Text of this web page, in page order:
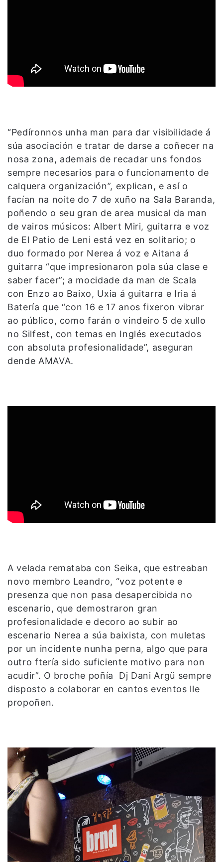
“Pedíronnos unha man para dar visibilidade á
súa asociación e tratar de darse a coñecer na
nosa zona, ademais de recadar uns fondos
sempre necesarios para o funcionamento de
calquera organización”, explican, e así o
facían na noite do 7 de xuño na Sala Baranda,
poñendo o seu gran de area musical da man
de vairos músicos: Albert Miri, guitarra e voz
de El Patio de Leni está vez en solitario; o
duo formado por Nerea á voz e Aitana á
guitarra “que impresionaron pola súa clase e
saber facer”; a mocidade da man de Scala
con Enzo ao Baixo, Uxia á guitarra e Iria á
Batería que “con 16 e 17 anos fixeron vibrar
ao público, como farán o vindeiro 5 de xullo
no Silfest, con temas en Inglés executados
con absoluta profesionalidade”, aseguran
dende AMAVA.
A velada remataba con Seika, que estreaban
novo membro Leandro, “voz potente e
presenza que non pasa desapercibida no
escenario, que demostraron gran
profesionalidade e decoro ao subir ao
escenario Nerea a súa baixista, con muletas
por un incidente nunha perna, algo que para
outro ftería sido suficiente motivo para non
acudir”. O broche poñía Dj Dani Argü sempre
disposto a colaborar en cantos eventos lle
propoñen.